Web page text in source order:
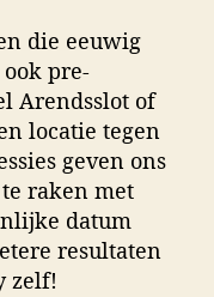
die eeuwig
pre-
Arendsslot of
locatie tegen
geven ons
raken met
datum
resultaten
zelf!